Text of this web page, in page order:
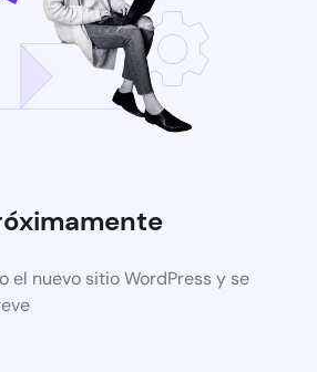
el nuevo sitio WordPress y se